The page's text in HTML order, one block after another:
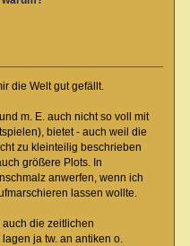
die Welt gut gefällt.
m. E. auch nicht so voll mit
bietet - auch weil die
zu kleinteilig beschrieben
größere Plots. In
anwerfen, wenn ich
lassen wollte.
die zeitlichen
ja tw. an antiken o.